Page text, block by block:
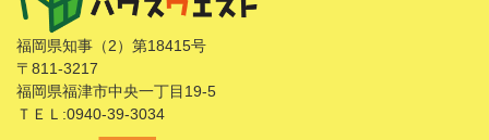
福岡県知事（2）第18415号
〒811-3217
福岡県福津市中央一丁目19-5
ＴＥＬ:0940-39-3034